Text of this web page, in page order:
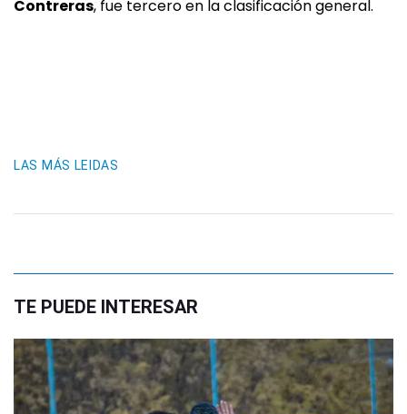
Contreras, fue tercero en la clasificación general.
LAS MÁS LEIDAS
TE PUEDE INTERESAR